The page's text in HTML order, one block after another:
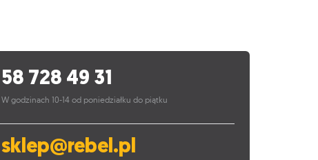
58 728 49 31
W godzinach 10-14 od poniedziałku do piątku
sklep@rebel.pl